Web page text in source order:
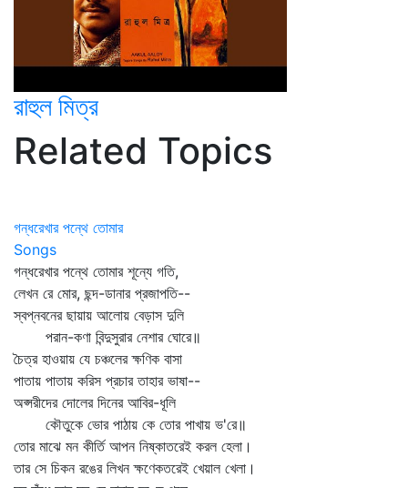
রাহুল মিত্র
Related Topics
গন্ধরেখার পন্থে তোমার
Songs
গন্ধরেখার পন্থে তোমার শূন্যে গতি,
লেখন রে মোর, ছন্দ-ডানার প্রজাপতি--
স্বপ্নবনের ছায়ায় আলোয় বেড়াস দুলি
পরান-কণা বিন্দুসুরার নেশার ঘোরে॥
চৈত্র হাওয়ায় যে চঞ্চলের ক্ষণিক বাসা
পাতায় পাতায় করিস প্রচার তাহার ভাষা--
অপ্সরীদের দোলের দিনের আবির-ধূলি
কৌতুকে ভোর পাঠায় কে তোর পাখায় ভ'রে॥
তোর মাঝে মন কীর্তি আপন নিষ্কাতরেই করল হেলা।
তার সে চিকন রঙের লিখন ক্ষণেকতরেই খেয়াল খেলা।